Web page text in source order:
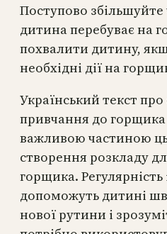
Поступово збільшуйте
дитина перебуває на
похвалити дитину,
необхідні дії на
Український текст
привчання до
важливою частиною
створення розкладу
горщика. Регулярність
допоможуть дитині
нової рутини і